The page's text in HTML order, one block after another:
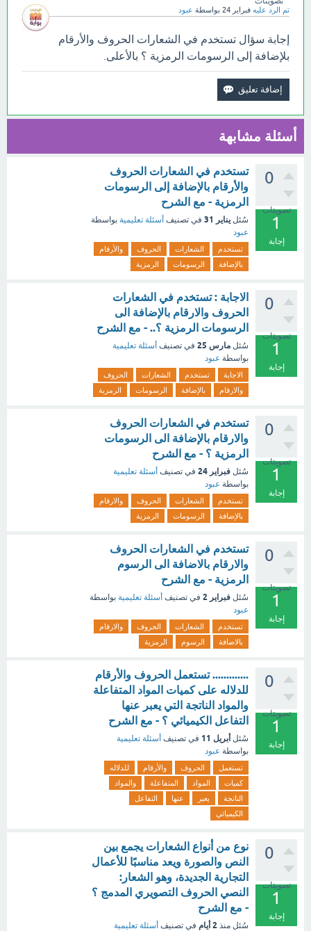
تم الرد عليه فبراير 24 بواسطة عبود
إجابة سؤال تستخدم في الشعارات الحروف والأرقام
بلإضافة إلى الرسومات الرمزية ؟ بالأعلى.
أسئلة مشابهة
0
تصويتات
1
إجابة
تستخدم في الشعارات الحروف
والأرقام بالإضافة إلى الرسومات
الرمزية - مع الشرح
سُئل يناير 31 في تصنيف أسئلة تعليمية بواسطة
عبود
تستخدم الشعارات الحروف
والأرقام
بالإضافة
الرسومات الرمزية
0
تصويتات
1
إجابة
الاجابة : تستخدم في الشعارات
الحروف والارقام بالإضافة الى
الرسومات الرمزية ؟.. - مع الشرح
سُئل مارس 25 في تصنيف أسئلة تعليمية
بواسطة عبود
الاجابة تستخدم الشعارات
الحروف
والارقام
بالإضافة الرسومات الرمزية
0
تصويتات
1
إجابة
تستخدم في الشعارات الحروف
والارقام بالإضافة الى الرسومات
الرمزية ؟ - مع الشرح
سُئل فبراير 24 في تصنيف أسئلة تعليمية
بواسطة عبود
تستخدم الشعارات الحروف
والارقام
بالإضافة
الرسومات الرمزية
0
تصويتات
1
إجابة
تستخدم في الشعارات الحروف
والارقام بالاضافة الى الرسوم
الرمزية - مع الشرح
سُئل فبراير 2 في تصنيف أسئلة تعليمية بواسطة
عبود
تستخدم الشعارات الحروف
والارقام
بالاضافة
الرسوم الرمزية
0
تصويتات
1
إجابة
............. تستعمل الحروف والأرقام
للدلاله على كميات المواد المتفاعلة
والمواد الناتجة التي يعبر عنها
التفاعل الكيميائي ؟ - مع الشرح
سُئل أبريل 11 في تصنيف أسئلة تعليمية
بواسطة عبود
تستعمل الحروف والأرقام
للدلاله
كميات
المواد المتفاعلة
والمواد
الناتجة
يعبر عنها
التفاعل
الكيميائي
0
تصويتات
1
إجابة
نوع من أنواع الشعارات يجمع بين
النص والصورة ويعد مناسبًا للأعمال
التجارية الجديدة، وهو الشعار:
النصي الحروف التصويري المدمج ؟
- مع الشرح
سُئل منذ 2 أيام في تصنيف أسئلة تعليمية